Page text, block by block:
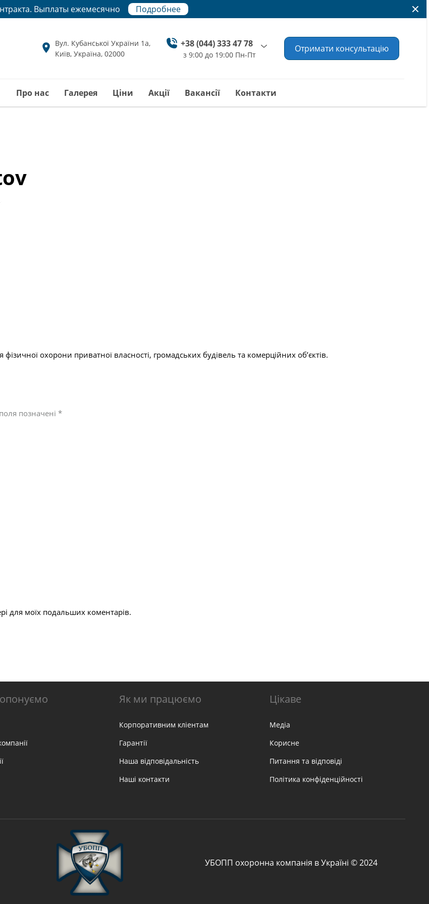
Подробнее
Выплаты ежемесячно Подробнее
Вул. Кубанської України 1а,
Київ, Україна, 02000
+38 (044) 333 47 78
з 9:00 до 19:00 Пн-Пт
Отримати консультацію
Про нас Галерея Ціни Акції Вакансії Контакти
охорони приватної власності, громадських будівель та комерційних об’єктів.
позначені *
для моїх подальших коментарів.
Як ми працюємо
Корпоративним кліентам
Гарантії
Наша відповідальність
Наші контакти
Цікаве
Медіа
Корисне
Питання та відповіді
Політика конфіденційності
УБОПП охоронна компанія в Україні © 2024